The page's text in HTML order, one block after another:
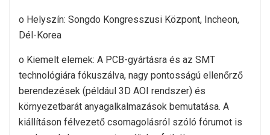
o Helyszín: Songdo Kongresszusi Központ, Incheon,
Dél-Korea
o Kiemelt elemek: A PCB-gyártásra és az SMT
technológiára fókuszálva, nagy pontosságú ellenőrző
berendezések (például 3D AOI rendszer) és
környezetbarát anyagalkalmazások bemutatása. A
kiállításon félvezető csomagolásról szóló fórumot is